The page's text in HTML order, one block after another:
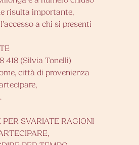
risulta importante,
a chi si presenti
418 (Silvia Tonelli)
città di provenienza
PER SVARIATE RAGIONI